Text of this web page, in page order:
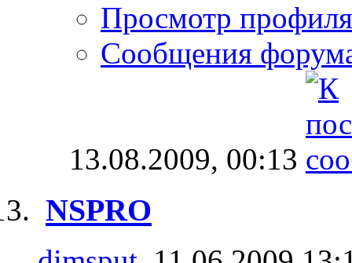
Просмотр профиля
Сообщения
13.08.2009, 00:13
NSPRO